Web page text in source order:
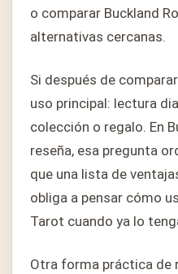
o comparar Buckland
alternativas cercanas.
Si después de
uso principal: lectura
colección o regalo. En
reseña, esa pregunta
que una lista de
obliga a pensar cómo
Tarot cuando ya lo
Otra forma práctica de